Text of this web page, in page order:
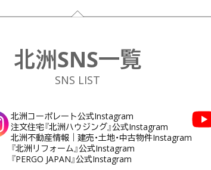
北洲SNS一覧
SNS LIST
北洲コーポレート公式Instagram
注文住宅『北洲ハウジング』公式Instagram
北洲不動産情報｜建売・土地・中古物件Instagram
『北洲リフォーム』公式Instagram
『PERGO JAPAN』公式Instagram